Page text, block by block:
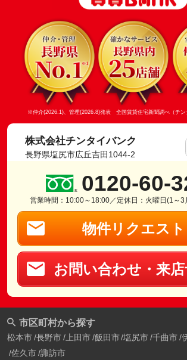
※仲介(2026.1)、管理(2026.8)発表 全国賃貸住宅新聞調べ（チン
株式会社チンタイバンク
長野県塩尻市広丘吉田1044-2
0120-60-
営業時間：10:00～18:00／定休日：火曜日(1～3
物件リクエスト
お問い合わせ・来
市区町村から探す
松本市 長野市 上田市 飯田市 塩尻市 千曲市
佐久市 諏訪市